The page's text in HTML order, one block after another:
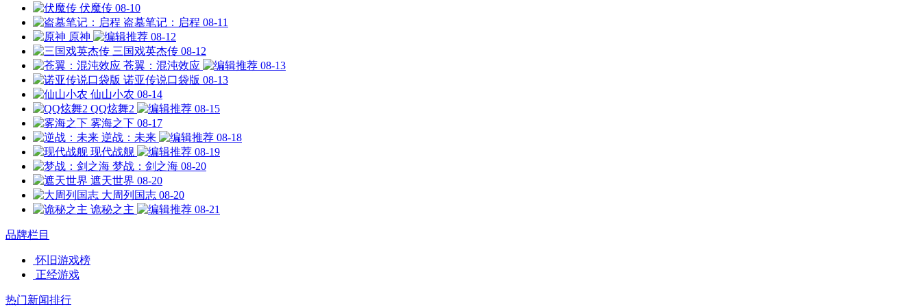
伏魔传 08-10
盗墓笔记：启程 08-11
原神
08-12
三国戏英杰传 08-12
苍翼：混沌效应
08-13
诺亚传说口袋版 08-13
仙山小农 08-14
QQ炫舞2
08-15
雾海之下 08-17
逆战：未来
08-18
现代战舰
08-19
梦战：剑之海 08-20
遮天世界 08-20
大周列国志 08-20
诡秘之主
08-21
品牌栏目
怀旧游戏榜
正经游戏
热门新闻排行